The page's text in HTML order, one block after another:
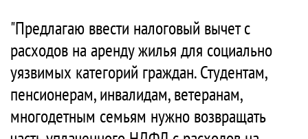
"Предлагаю ввести налоговый вычет с
расходов на аренду жилья для социально
уязвимых категорий граждан. Студентам,
пенсионерам, инвалидам, ветеранам,
многодетным семьям нужно возвращать